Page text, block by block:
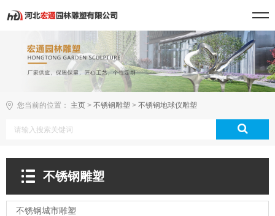
您当前的位置： 主页 > 不锈钢雕塑 > 不锈钢地球仪雕塑
不锈钢雕塑
不锈钢城市雕塑